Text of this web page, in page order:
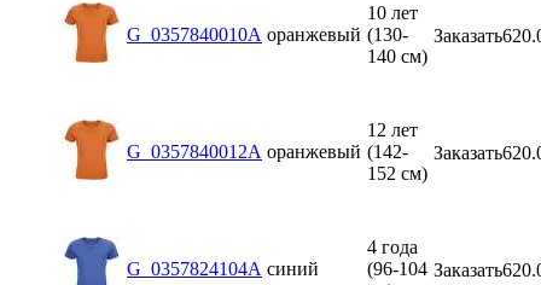
G_0357840010A оранжевый
10 лет
(130-
140 см)
Заказать
G_0357840012A оранжевый
12 лет
(142-
152 см)
Заказать
G_0357824104A синий
4 года
(96-104 Заказать